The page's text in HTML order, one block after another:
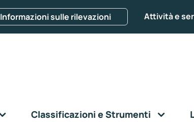
Informazioni sulle rilevazioni Attività e
Classificazioni e Strumenti